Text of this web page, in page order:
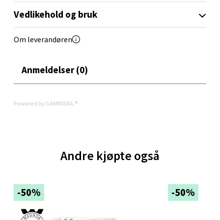
Vedlikehold og bruk
Om leverandøren
Anmeldelser (0)
Powered by GAMIFIERA.®
Andre kjøpte også
-50% -50%
Aunasenteret, Sunndalsvegen 3, 7340 Oppdal
Åpent i dag 10-19
0 i butikk
Thon Senter Orkanger, Orkdalsveien 113, 7300
Orkanger